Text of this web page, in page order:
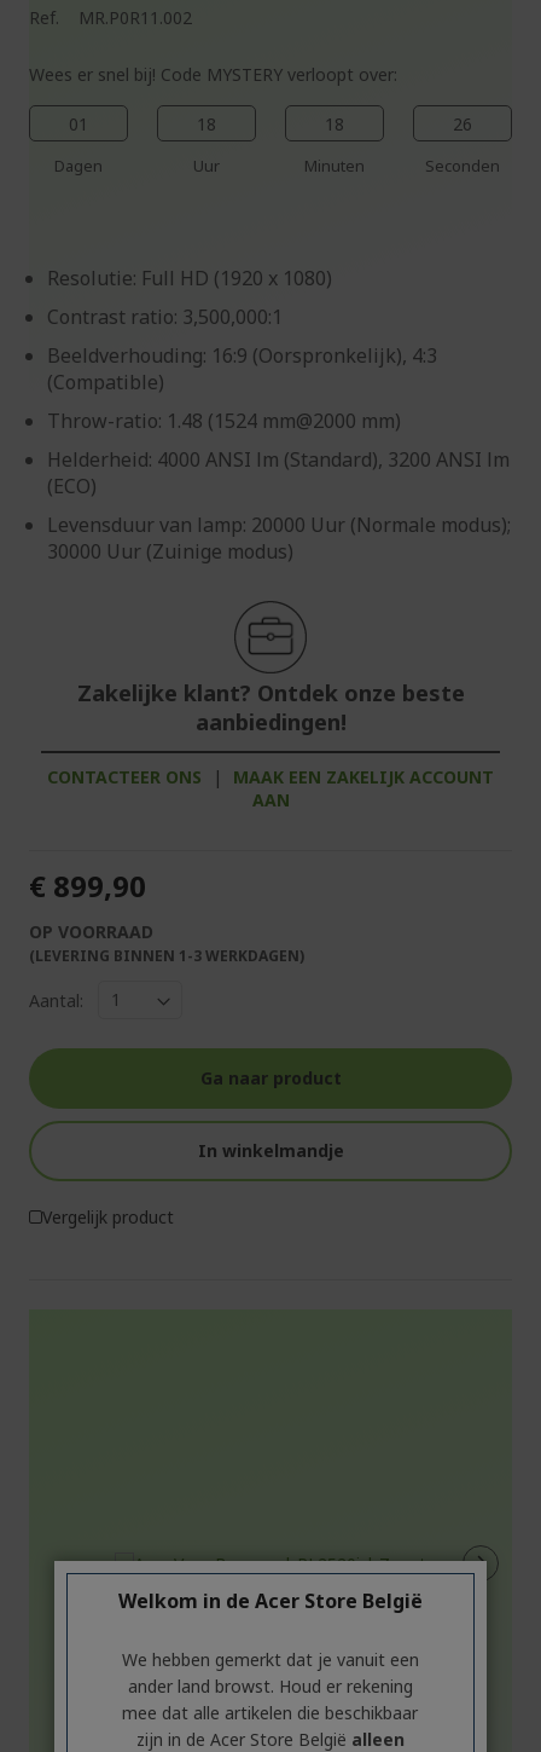
Ref. MR.P0R11.002
Wees er snel bij! Code MYSTERY verloopt over:
01
Dagen
18
Uur
18
Minuten
25
Seconden
Resolutie: Full HD (1920 x 1080)
Contrast ratio: 3,500,000:1
Beeldverhouding: 16:9 (Oorspronkelijk), 4:3
(Compatible)
Throw-ratio: 1.48 (1524 mm@2000 mm)
Helderheid: 4000 ANSI lm (Standard), 3200 ANSI lm
(ECO)
Levensduur van lamp: 20000 Uur (Normale modus);
30000 Uur (Zuinige modus)
Zakelijke klant? Ontdek onze beste
aanbiedingen!
CONTACTEER ONS |
MAAK EEN ZAKELIJK ACCOUNT
AAN
€ 899,90
OP VOORRAAD
(LEVERING BINNEN 1-3 WERKDAGEN)
Aantal:
Ga naar product
In winkelmandje
Vergelijk product
Welkom in de Acer Store België
We hebben gemerkt dat je vanuit een
ander land browst. Houd er rekening
mee dat alle artikelen die beschikbaar
zijn in de Acer Store België alleen